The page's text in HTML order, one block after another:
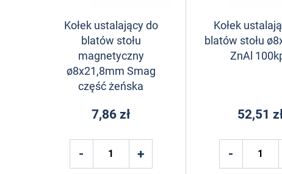
Kołek ustalający do
blatów stołu
magnetyczny
ø8x21,8mm Smag
część żeńska
7,86 zł
Kołek
blatów stołu
ZnAl
52,51